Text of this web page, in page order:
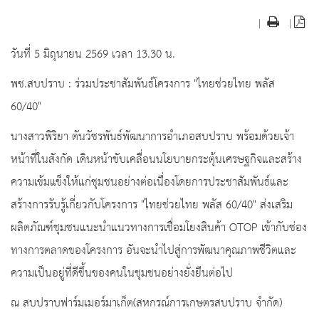
| |
วันที่ 5 มิถุนายน 2569 เวลา 13.30 น.
พช.สบปราบ : ร่วมประชาสัมพันธ์โครงการ "ไทยช่วยไทย พลัส
60/40"
นางสาวพิริยา ตันวัชรพันธ์พัฒนาการอำเภอสบปราบ พร้อมด้วยเจ้า
หน้าที่ในสังกัด เดินหน้าขับเคลื่อนนโยบายกระตุ้นเศรษฐกิจและสร้าง
ความเข้มแข็งให้แก่ชุมชนอย่างต่อเนื่องโดยการประชาสัมพันธ์และ
สร้างการรับรู้เกี่ยวกับโครงการ "ไทยช่วยไทย พลัส 60/40" ส่งเสริม
ผลิตภัณฑ์ชุมชนแนะนำแนวทางการเชื่อมโยงสินค้า OTOP เข้ากับช่อง
ทางการตลาดของโครงการ อันจะนำไปสู่การพัฒนาคุณภาพชีวิตและ
ความเป็นอยู่ที่ดีขึ้นของคนในชุมชนอย่างยั่งยืนต่อไป
ณ สบปราบฟาร์มเมอร์มาเก็ต(สหกรณ์การเกษตรสบปราบ จำกัด)